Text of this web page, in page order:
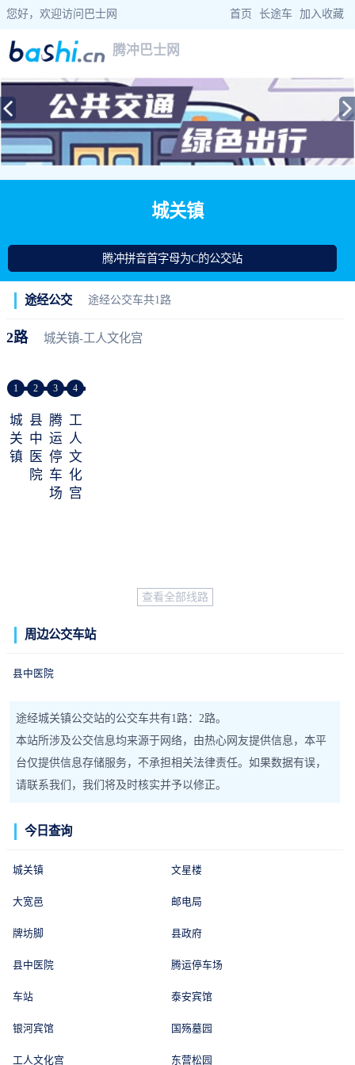
您好，欢迎访问巴士网 首页 长途车 加入收藏
腾冲巴士网
当前位置： 巴士网> 云南巴士 >腾冲公交> 城关镇公交站查询
城关镇
腾冲拼音首字母为C的公交站
途经公交 途经公交车共1路
2路 城关镇-工人文化宫
1
城
关
镇
2
县
中
医
院
3
腾
运
停
车
场
4
工
人
文
化
宫
查看全部线路
周边公交车站
县中医院
途经城关镇公交站的公交车共有1路：2路。
本站所涉及公交信息均来源于网络，由热心网友提供信息，本平
台仅提供信息存储服务，不承担相关法律责任。如果数据有误，
请联系我们，我们将及时核实并予以修正。
今日查询
城关镇 文星楼
大宽邑 邮电局
牌坊脚 县政府
县中医院 腾运停车场
车站 泰安宾馆
银河宾馆 国殇墓园
工人文化宫 东营松园